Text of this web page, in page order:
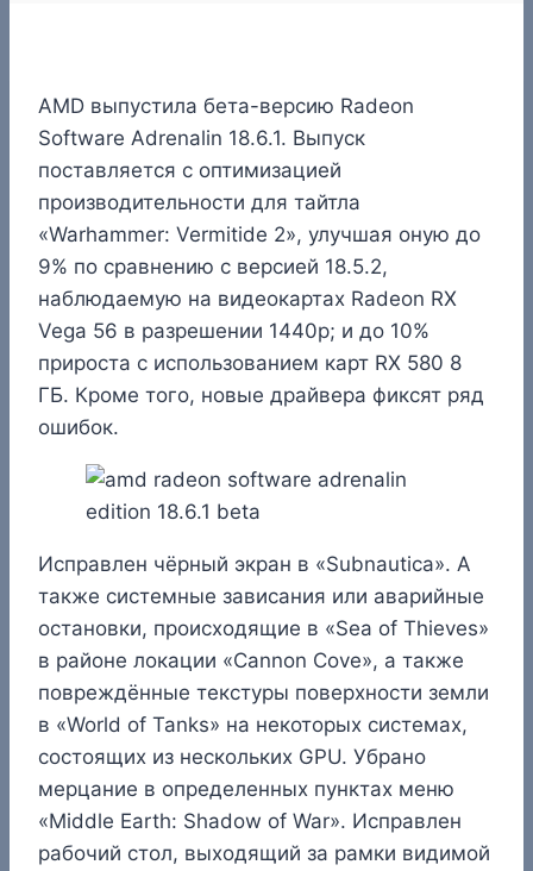
AMD выпустила бета-версию Radeon
Software Adrenalin 18.6.1. Выпуск
поставляется с оптимизацией
производительности для тайтла
«Warhammer: Vermitide 2», улучшая оную до
9% по сравнению с версией 18.5.2,
наблюдаемую на видеокартах Radeon RX
Vega 56 в разрешении 1440p; и до 10%
прироста с использованием карт RX 580 8
ГБ. Кроме того, новые драйвера фиксят ряд
ошибок.
Исправлен чёрный экран в «Subnautica». А
также системные зависания или аварийные
остановки, происходящие в «Sea of Thieves»
в районе локации «Cannon Cove», а также
повреждённые текстуры поверхности земли
в «World of Tanks» на некоторых системах,
состоящих из нескольких GPU. Убрано
мерцание в определенных пунктах меню
«Middle Earth: Shadow of War». Исправлен
рабочий стол, выходящий за рамки видимой